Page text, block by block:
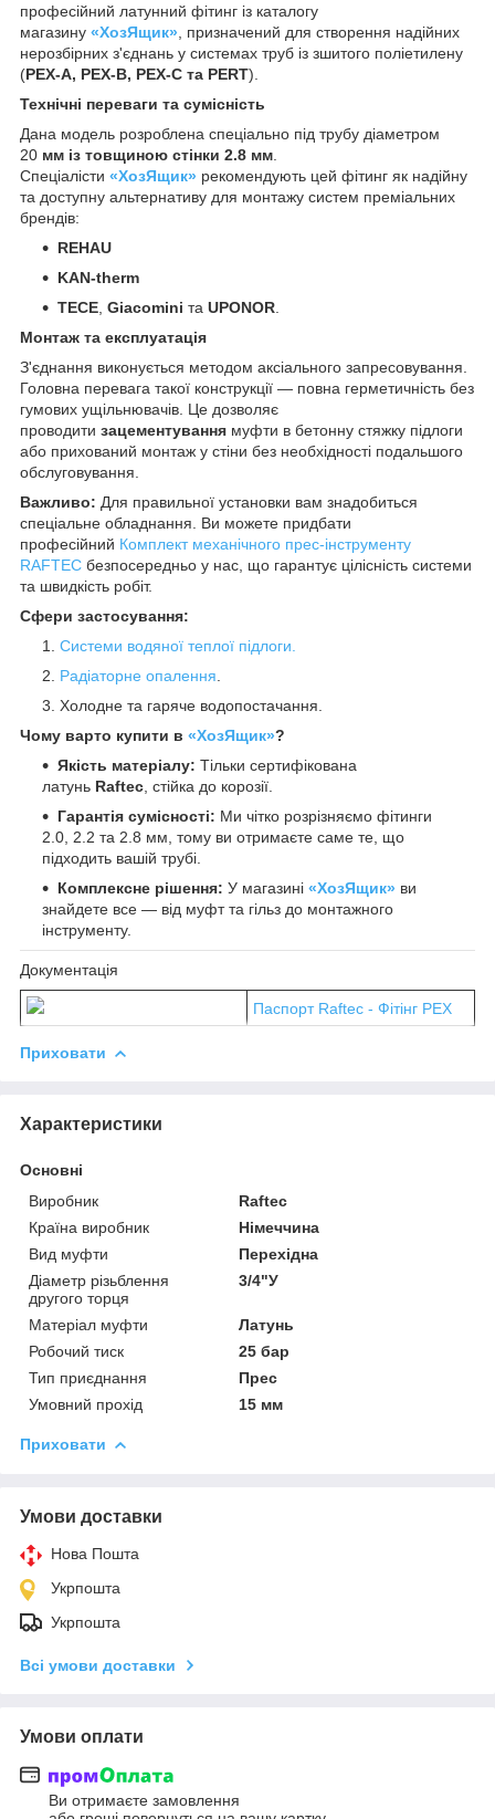
професійний латунний фітинг із каталогу
магазину «ХозЯщик» , призначений для створення надійних
нерозбірних з'єднань у системах труб із зшитого поліетилену
(PEX-A, PEX-B, PEX-C та PERT).
Технічні переваги та сумісність
Дана модель розроблена спеціально під трубу діаметром
20 мм із товщиною стінки 2.8 мм
Спеціалісти «ХозЯщик» рекомендують цей фітинг як надійну
та доступну альтернативу для монтажу систем преміальних
брендів:
REHAU
KAN-therm
TECE Giacomini та UPONOR
Монтаж та експлуатація
З'єднання виконується методом аксіального запресовування.
Головна перевага такої конструкції — повна герметичність без
гумових ущільнювачів. Це дозволяє
проводити зацементування муфти в бетонну стяжку підлоги
або прихований монтаж у стіни без необхідності подальшого
обслуговування.
Важливо: Для правильної установки вам знадобиться
спеціальне обладнання. Ви можете придбати
професійний Комплект механічного прес-інструменту
RAFTEC безпосередньо у нас, що гарантує цілісність системи
та швидкість робіт.
Сфери застосування:
Системи водяної теплої підлоги.
Радіаторне опалення
Холодне та гаряче водопостачання.
Чому варто купити в «ХозЯщик»?
Якість матеріалу: Тільки сертифікована
латунь Raftec , стійка до корозії.
Гарантія сумісності: Ми чітко розрізняємо фітинги
2.0, 2.2 та 2.8 мм, тому ви отримаєте саме те, що
підходить вашій трубі.
Комплексне рішення: У магазині «ХозЯщик» ви
знайдете все — від муфт та гільз до монтажного
інструменту.
Документація
Паспорт Raftec - Фітінг PEX
Приховати
Характеристики
Основні
Виробник
Raftec
Країна виробник
Німеччина
Вид муфти
Перехідна
Діаметр різьблення
другого торця
3/4"У
Матеріал муфти
Латунь
Робочий тиск
25 бар
Тип приєднання
Прес
Умовний прохід
15 мм
Приховати
Умови доставки
Нова Пошта
Укрпошта
Укрпошта
Всі умови доставки
Умови оплати
Ви отримаєте замовлення